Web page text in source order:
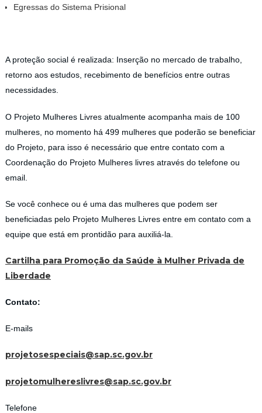
Egressas do Sistema Prisional
A proteção social é realizada: Inserção no mercado de trabalho,
retorno aos estudos, recebimento de benefícios entre outras
necessidades.
O Projeto Mulheres Livres atualmente acompanha mais de 100
mulheres, no momento há 499 mulheres que poderão se beneficiar
do Projeto, para isso é necessário que entre contato com a
Coordenação do Projeto Mulheres livres através do telefone ou
email.
Se você conhece ou é uma das mulheres que podem ser
beneficiadas pelo Projeto Mulheres Livres entre em contato com a
equipe que está em prontidão para auxiliá-la.
Cartilha para Promoção da Saúde à Mulher Privada de
Liberdade
Contato:
E-mails
projetosespeciais@sap.sc.gov.br
projetomulhereslivres@sap.sc.gov.br
Telefone